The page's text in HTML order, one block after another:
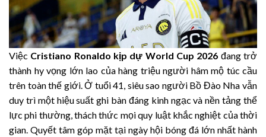
Việc Cristiano Ronaldo kịp dự World Cup 2026 đang trở
thành hy vọng lớn lao của hàng triệu người hâm mộ túc cầu
trên toàn thế giới. Ở tuổi 41, siêu sao người Bồ Đào Nha vẫn
duy trì một hiệu suất ghi bàn đáng kinh ngạc và nền tảng thể
lực phi thường, thách thức mọi quy luật khắc nghiệt của thời
gian. Quyết tâm góp mặt tại ngày hội bóng đá lớn nhất hành